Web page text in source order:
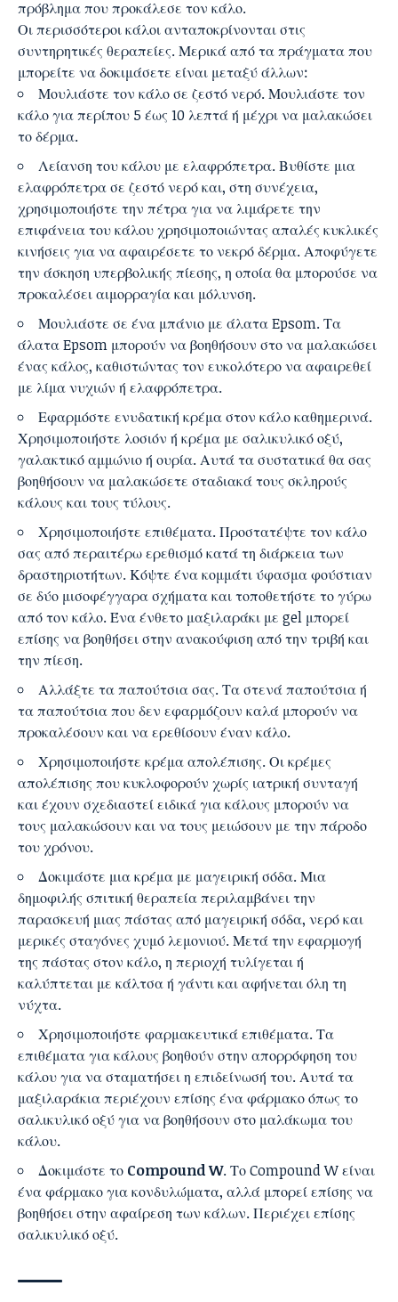
πρόβλημα που προκάλεσε τον κάλο.
Οι περισσότεροι κάλοι ανταποκρίνονται στις
συντηρητικές θεραπείες. Μερικά από τα πράγματα που
μπορείτε να δοκιμάσετε είναι μεταξύ άλλων:
Μουλιάστε τον κάλο σε ζεστό νερό. Μουλιάστε τον
κάλο για περίπου 5 έως 10 λεπτά ή μέχρι να μαλακώσει
το δέρμα.
Λείανση του κάλου με ελαφρόπετρα. Βυθίστε μια
ελαφρόπετρα σε ζεστό νερό και, στη συνέχεια,
χρησιμοποιήστε την πέτρα για να λιμάρετε την
επιφάνεια του κάλου χρησιμοποιώντας απαλές κυκλικές
κινήσεις για να αφαιρέσετε το νεκρό δέρμα. Αποφύγετε
την άσκηση υπερβολικής πίεσης, η οποία θα μπορούσε να
προκαλέσει αιμορραγία και μόλυνση.
Μουλιάστε σε ένα μπάνιο με άλατα Epsom. Τα
άλατα Epsom μπορούν να βοηθήσουν στο να μαλακώσει
ένας κάλος, καθιστώντας τον ευκολότερο να αφαιρεθεί
με λίμα νυχιών ή ελαφρόπετρα.
Εφαρμόστε ενυδατική κρέμα στον κάλο καθημερινά.
Χρησιμοποιήστε λοσιόν ή κρέμα με σαλικυλικό οξύ,
γαλακτικό αμμώνιο ή ουρία. Αυτά τα συστατικά θα σας
βοηθήσουν να μαλακώσετε σταδιακά τους σκληρούς
κάλους και τους τύλους.
Χρησιμοποιήστε επιθέματα. Προστατέψτε τον κάλο
σας από περαιτέρω ερεθισμό κατά τη διάρκεια των
δραστηριοτήτων. Κόψτε ένα κομμάτι ύφασμα φούστιαν
σε δύο μισοφέγγαρα σχήματα και τοποθετήστε το γύρω
από τον κάλο. Ένα ένθετο μαξιλαράκι με gel μπορεί
επίσης να βοηθήσει στην ανακούφιση από την τριβή και
την πίεση.
Αλλάξτε τα παπούτσια σας. Τα στενά παπούτσια ή
τα παπούτσια που δεν εφαρμόζουν καλά μπορούν να
προκαλέσουν και να ερεθίσουν έναν κάλο.
Χρησιμοποιήστε κρέμα απολέπισης. Οι κρέμες
απολέπισης που κυκλοφορούν χωρίς ιατρική συνταγή
και έχουν σχεδιαστεί ειδικά για κάλους μπορούν να
τους μαλακώσουν και να τους μειώσουν με την πάροδο
του χρόνου.
Δοκιμάστε μια κρέμα με μαγειρική σόδα. Μια
δημοφιλής σπιτική θεραπεία περιλαμβάνει την
παρασκευή μιας πάστας από μαγειρική σόδα, νερό και
μερικές σταγόνες χυμό λεμονιού. Μετά την εφαρμογή
της πάστας στον κάλο, η περιοχή τυλίγεται ή
καλύπτεται με κάλτσα ή γάντι και αφήνεται όλη τη
νύχτα.
Χρησιμοποιήστε φαρμακευτικά επιθέματα. Τα
επιθέματα για κάλους βοηθούν στην απορρόφηση του
κάλου για να σταματήσει η επιδείνωσή του. Αυτά τα
μαξιλαράκια περιέχουν επίσης ένα φάρμακο όπως το
σαλικυλικό οξύ για να βοηθήσουν στο μαλάκωμα του
κάλου.
Δοκιμάστε το Compound W. Το Compound W είναι
ένα φάρμακο για κονδυλώματα, αλλά μπορεί επίσης να
βοηθήσει στην αφαίρεση των κάλων. Περιέχει επίσης
σαλικυλικό οξύ.